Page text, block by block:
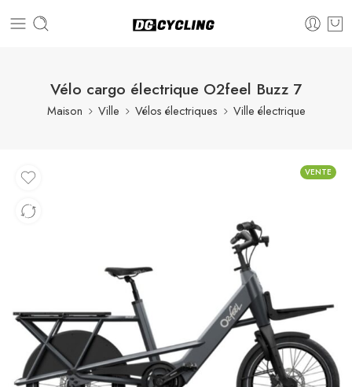
Vélo cargo électrique O2feel Buzz 7
Maison Ville Vélos électriques Ville électrique
VENTE